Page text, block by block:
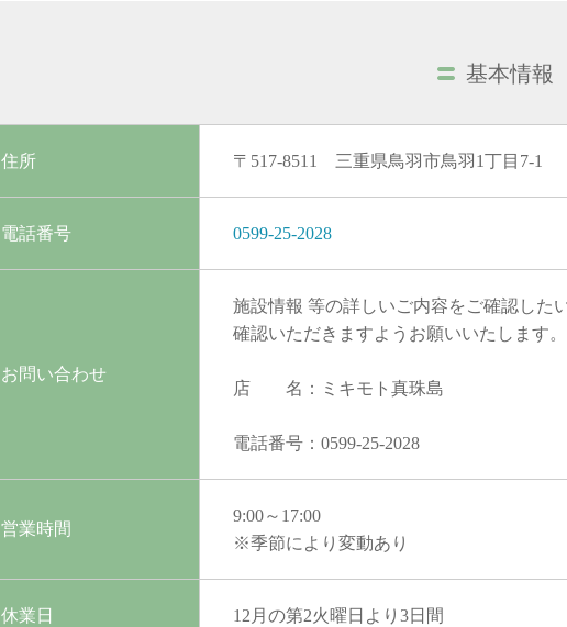
基本情報
住所 〒517-8511 三重県鳥羽市鳥羽1丁目7-1
電話番号 0599-25-2028
お問い合わせ
施設情報 等の詳しいご内容をご確認した
確認いただきますようお願いいたします。
店 名：ミキモト真珠島
電話番号：0599-25-2028
営業時間
9:00～17:00
※季節により変動あり
休業日 12月の第2火曜日より3日間